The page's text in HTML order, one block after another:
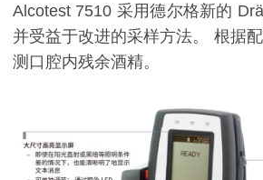
Alcotest 7510 采用德尔格新的
并受益于改进的采样方法。 根据
测口腔内残余酒精。